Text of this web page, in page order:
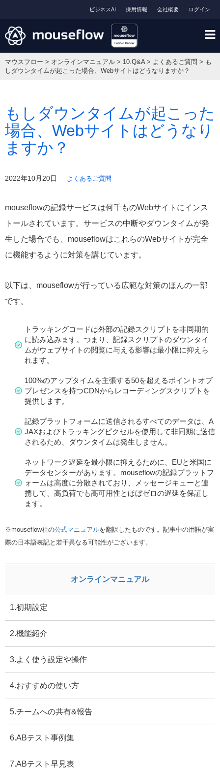
ログイン
会社概要
採用情報
ビジネスAI
マウスフロー > オンラインマニュアル > 10.Q&A> よくあるご質問 > も
しダウンタイムが起こった場合、Webサイトはどうなりますか？
もしダウンタイムが起こった
場合、Webサイトはどうなり
ますか？
2022年10月20日 よくあるご質問
mouseflowの記録サービスは何千ものWebサイトにインス
トールされています。サービスの中断やダウンタイムが発
生した場合でも、mouseflowはこれらのWebサイトが完全
に機能するように対策を講じています。
以下は、mouseflowが行っている広範な対策のほんの一部
です。
トラッキングコードは外部の記録スクリプトを非同期的
に読み込みます。つまり、記録スクリプトのダウンタイ
ムがウェブサイトの閲覧に与える影響は最小限に抑えら
れます。
100%のアップタイムを主張する50を超えるポイントオブ
プレゼンスを持つCDNからレコーディングスクリプトを
提供します。
記録プラットフォームに送信されるすべてのデータは、A
JAXおよびトラッキングピクセルを使用して非同期に送信
されるため、ダウンタイムは発生しません。
ネットワーク遅延を最小限に抑えるために、EUと米国に
データセンターがあります。mouseflowの記録プラットフ
ォームは高度に分散されており、メッセージキューと連
携して、高負荷でも高可用性とほぼゼロの遅延を保証し
ます。
※mouseflow社の公式マニュアルを翻訳したものです。記事中の用語が実
際の日本語表記と若干異なる可能性がございます。
オンラインマニュアル
1.初期設定
2.機能紹介
3.よく使う設定や操作
4.おすすめの使い方
5.チームへの共有&報告
6.ABテスト事例集
7.ABテスト早見表